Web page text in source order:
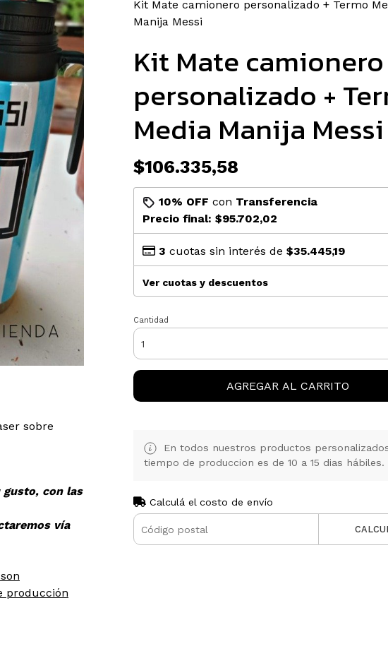
sobre
gusto, con las
vía
producción
Kit Mate camionero personalizado + Termo
Manija Messi
Kit Mate camionero
personalizado +
Media Manija Messi
$106.335,58
10% OFF con Transferencia
Precio final: $95.702,02
3 cuotas sin interés de $35.445,19
Ver cuotas y descuentos
Cantidad
AGREGAR AL CARRITO
En todos nuestros productos
tiempo de produccion es de 10 a 15 dias hábiles.
Calculá el costo de envío